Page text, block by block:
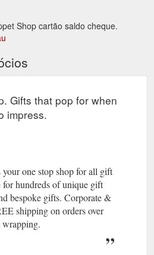
Shop cartão saldo cheque.
Gifts that pop for when
impress.
one stop shop for all gift
hundreds of unique gift
bespoke gifts. Corporate &
shipping on orders over